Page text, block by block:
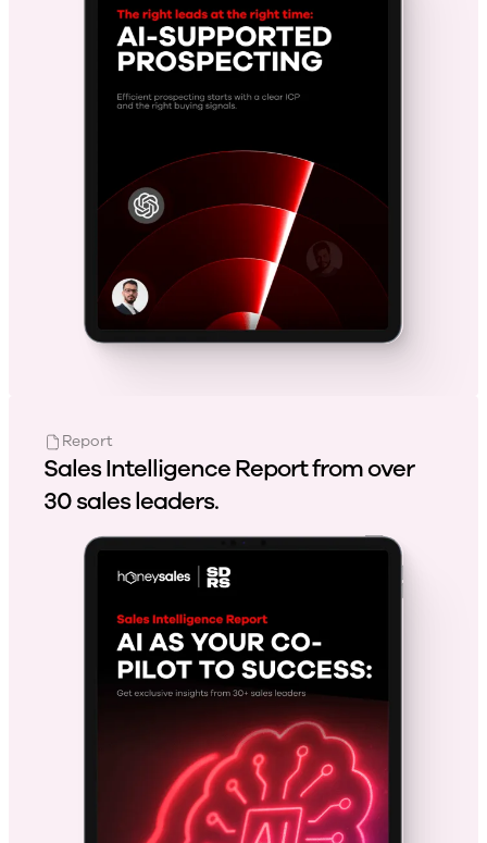
Report
Sales Intelligence Report from over
30 sales leaders.